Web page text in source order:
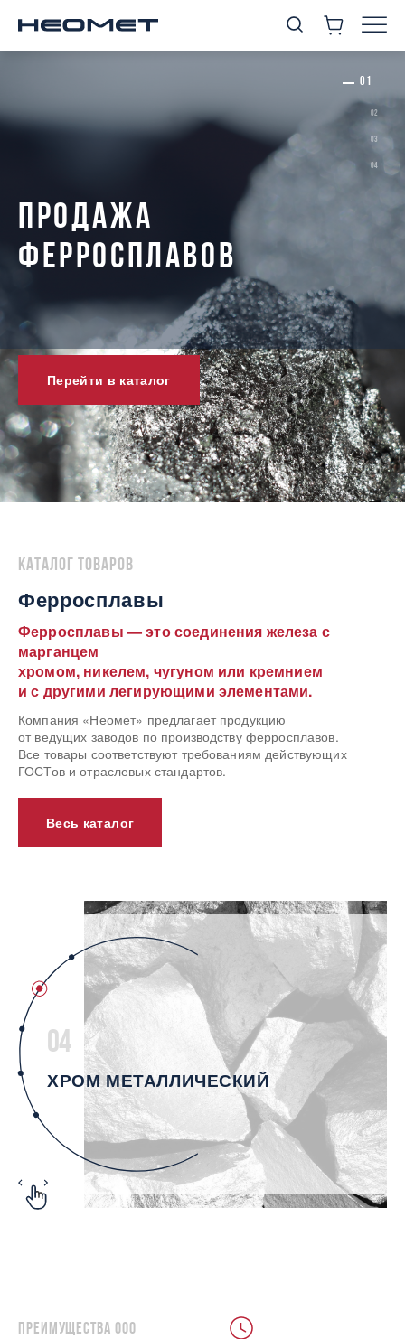
ПРОДАЖА
ФЕРРОСПЛАВОВ
Перейти в каталог
Каталог товаров
Ферросплавы
Ферросплавы — это соединения железа с
марганцем
хромом, никелем, чугуном или кремнием
и с другими легирующими элементами.
Компания «Неомет» предлагает продукцию
от ведущих заводов по производству ферросплавов.
Все товары соответствуют требованиям действующих
ГОСТов и отраслевых стандартов.
Весь каталог
04
ХРОМ МЕТАЛЛИЧЕСКИЙ
Преимущества ООО